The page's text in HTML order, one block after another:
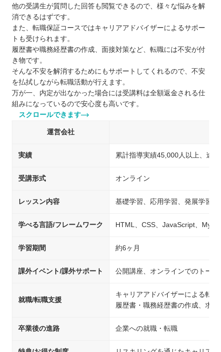
他の受講生が質問した回答も閲覧できるので、様々な悩みを解
消できるはずです。
また、転職保証コースではキャリアアドバイザーによるサポー
トも受けられます。
履歴書や職務経歴書の作成、面接対策など、転職には不安が付
き物です。
そんな不安を解消するためにもサポートしてくれるので、不安
を払拭しながら転職活動が行えます。
万が一、内定が出なかった場合には受講料は全額返金される仕
組みになっているので安心度も高いです。
スクロールできます
運営会社
実績 累計指導実績45,000人以上、途
受講形式 オンライン
レッスン内容 基礎学習、応用学習、発展学習、
学べる言語/フレームワーク HTML、CSS、JavaScript、
学習期間 約6ヶ月
課外イベント/課外サポート 公開講座、オンラインでのトー
就職/転職支援
キャリアアドバイザーによる転職
履歴書・職務経歴書の作成、求
卒業後の進路 企業への就職・転職